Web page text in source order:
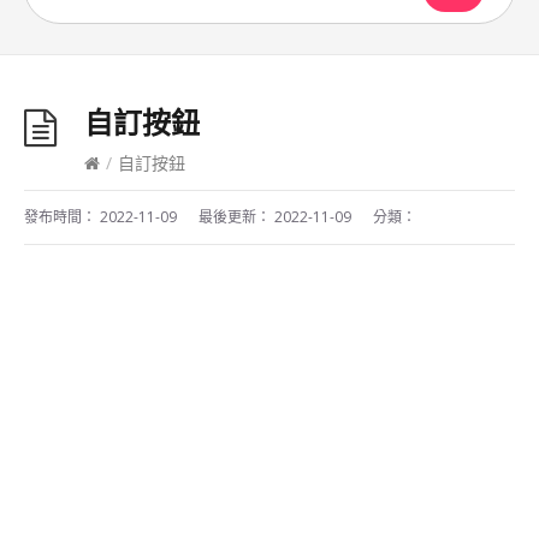
自訂按鈕
/ 自訂按鈕
發布時間： 2022-11-09 最後更新： 2022-11-09 分類：